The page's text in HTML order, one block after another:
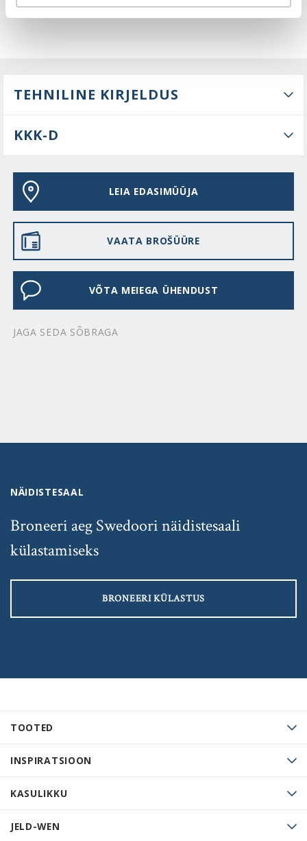
TEHNILINE KIRJELDUS
KKK-D
LEIA EDASIMÜÜJA
VAATA BROŠÜÜRE
VÕTA MEIEGA ÜHENDUST
JAGA SEDA SÕBRAGA
TOOTED
INSPIRATSIOON
KASULIKKU
JELD-WEN
NÄIDISTESAAL
Broneeri aeg Swedoori näidistesaali
külastamiseks
BRONEERI KÜLASTUS